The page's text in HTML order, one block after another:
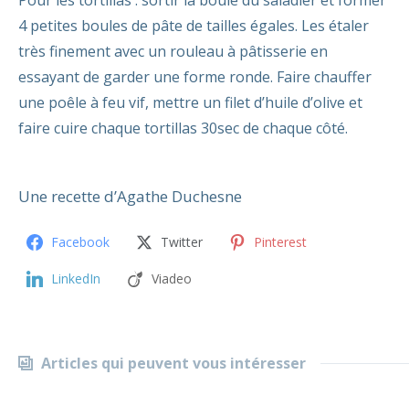
4 petites boules de pâte de tailles égales. Les étaler
très finement avec un rouleau à pâtisserie en
essayant de garder une forme ronde. Faire chauffer
une poêle à feu vif, mettre un filet d’huile d’olive et
faire cuire chaque tortillas 30sec de chaque côté.
Une recette d’Agathe Duchesne
Facebook Twitter Pinterest
LinkedIn Viadeo
Articles qui peuvent vous intéresser